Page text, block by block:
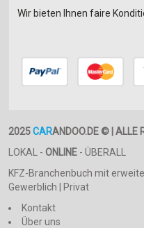
Wir bieten Ihnen faire
2025CARANDOO.DE © | ALLE
LOKAL - ONLINE - ÜBERALL
KFZ-Branchenbuch mit
Gewerblich | Privat
Kontakt
Über uns